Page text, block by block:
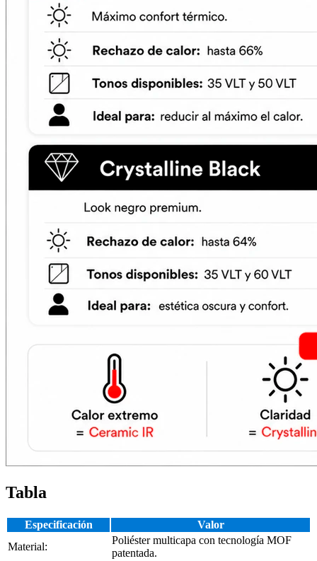
Tabla
Especificación
Valor
Material:
Poliéster multicapa con tecnología MOF
patentada.